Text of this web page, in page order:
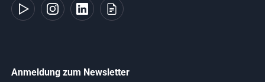
Anmeldung zum Newsletter